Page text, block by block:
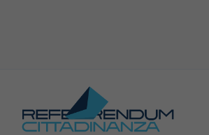
contenuto